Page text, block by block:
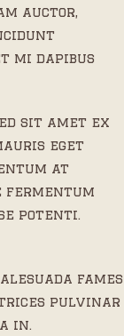
auctor,
mi dapibus
sit amet ex
eget
at
fermentum
potenti.
fames
pulvinar
in.